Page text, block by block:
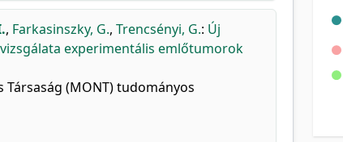
, Farkasinszky, G., Trencsényi, G.: Új
experimentális emlőtumorok
(MONT) tudományos